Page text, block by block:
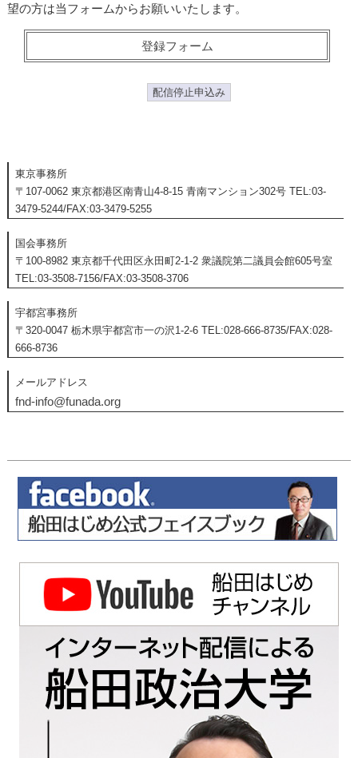
望の方は当フォームからお願いいたします。
登録フォーム
配信停止申込み
東京事務所
〒107-0062 東京都港区南青山4-8-15 青南マンション302号 TEL:03-
3479-5244/FAX:03-3479-5255
国会事務所
〒100-8982 東京都千代田区永田町2-1-2 衆議院第二議員会館605号室
TEL:03-3508-7156/FAX:03-3508-3706
宇都宮事務所
〒320-0047 栃木県宇都宮市一の沢1-2-6 TEL:028-666-8735/FAX:028-
666-8736
メールアドレス
fnd-info@funada.org